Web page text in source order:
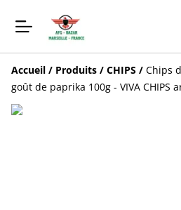
Accueil / Produits / CHIPS / Chips
goût de paprika 100g - VIVA CHIPS